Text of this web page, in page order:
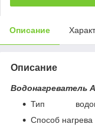
Описание
Описание
Водонагреватель
Тип
Способ